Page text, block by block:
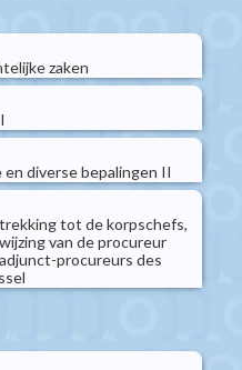
zaken
diverse bepalingen II
tot de korpschefs,
van de procureur
procureurs des